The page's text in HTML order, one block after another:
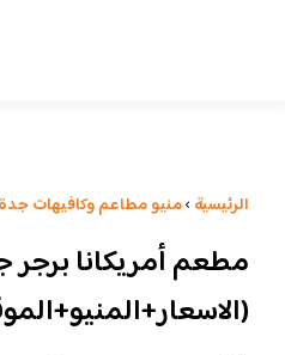
الرئيسية ›منيو مطاعم وكافيهات جدة
مطعم أمريكانا برجر